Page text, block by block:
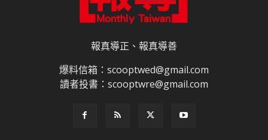
報真導正、報真導善
爆料信箱：scooptwed@gmail.com
讀者投書：scooptwre@gmail.com